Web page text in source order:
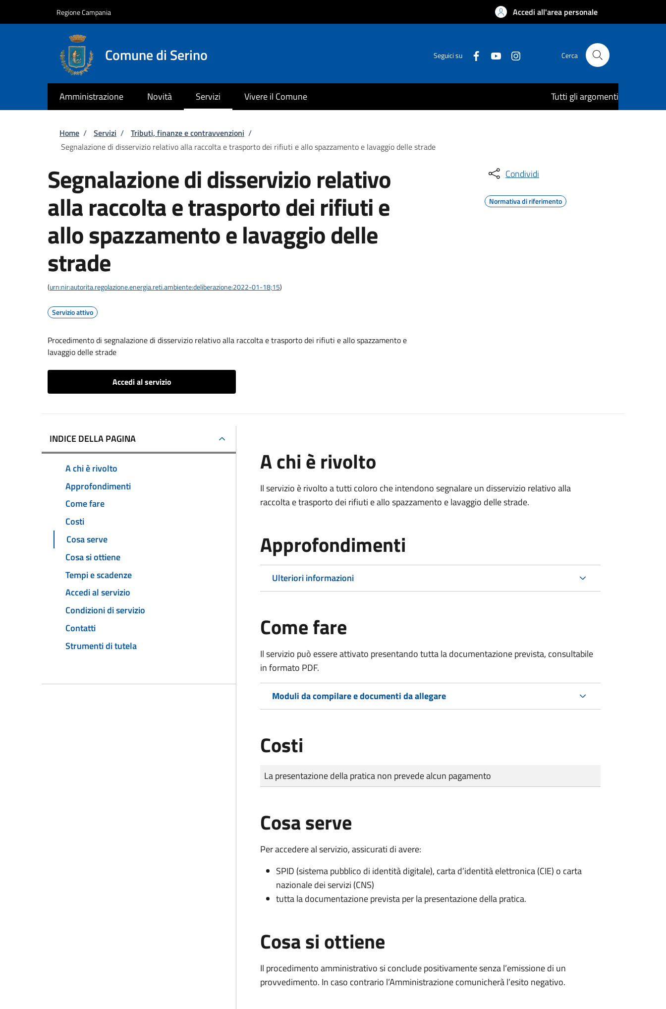
Regione Campania Accedi all'area personale
Comune di Serino Seguici su Cerca
Amministrazione Novità Servizi Vivere il Comune Tutti gli argomenti
Briciole di pane
Home / Servizi / Tributi, finanze e contravvenzioni /
Segnalazione di disservizio relativo alla raccolta e trasporto dei rifiuti e allo spazzamento e lavaggio delle strade
Segnalazione di disservizio relativo
alla raccolta e trasporto dei rifiuti e
allo spazzamento e lavaggio delle
strade
(urn:nir:autorita.regolazione.energia.reti.ambiente:deliberazione:2022-01-18;15)
Servizio attivo
Procedimento di segnalazione di disservizio relativo alla raccolta e trasporto dei rifiuti e allo spazzamento e
lavaggio delle strade
Accedi al servizio
Condividi
Normativa di riferimento
INDICE DELLA PAGINA
A chi è rivolto
Approfondimenti
Come fare
Costi
Cosa serve
Cosa si ottiene
Tempi e scadenze
Accedi al servizio
Condizioni di servizio
Contatti
Strumenti di tutela
A chi è rivolto
Il servizio è rivolto a tutti coloro che intendono segnalare un disservizio relativo alla
raccolta e trasporto dei rifiuti e allo spazzamento e lavaggio delle strade.
Approfondimenti
Ulteriori informazioni
Come fare
Il servizio può essere attivato presentando tutta la documentazione prevista, consultabile
in formato PDF.
Moduli da compilare e documenti da allegare
Costi
Tipo di pagamento
Importo
La presentazione della pratica non prevede alcun pagamento
Cosa serve
Per accedere al servizio, assicurati di avere:
SPID (sistema pubblico di identità digitale), carta d’identità elettronica (CIE) o carta
nazionale dei servizi (CNS)
tutta la documentazione prevista per la presentazione della pratica.
Cosa si ottiene
Il procedimento amministrativo si conclude positivamente senza l’emissione di un
provvedimento. In caso contrario l’Amministrazione comunicherà l’esito negativo.